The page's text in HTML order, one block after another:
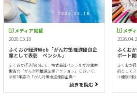
メディア掲載
2026.05.18
ふくおか経済Web「がん対策推進優良企
業として表彰 ペンシル」
ふくおか経済Webにて、株式会社ペンシルが厚生労
働省の「がん対策推進企業アクション」において、
令和7年度の「がん対策推進優良企業…
続きを読む
メデ
ふくお
ポート
ふくおか
的として
け健康相